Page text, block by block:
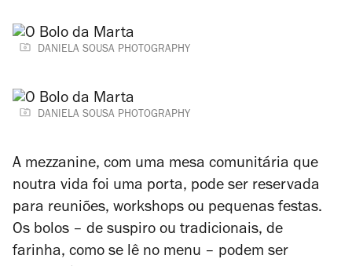
DANIELA SOUSA PHOTOGRAPHY
DANIELA SOUSA PHOTOGRAPHY
A mezzanine, com uma mesa comunitária que
noutra vida foi uma porta, pode ser reservada
para reuniões, workshops ou pequenas festas.
Os bolos – de suspiro ou tradicionais, de
farinha, como se lê no menu – podem ser